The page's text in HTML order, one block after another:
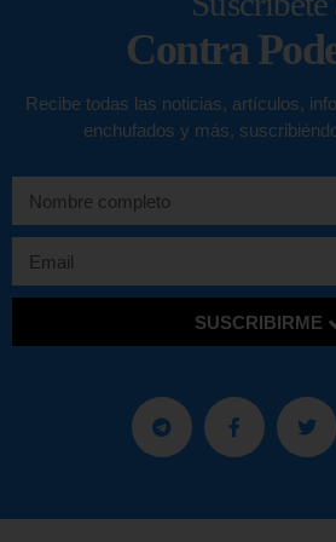
Contra
Recibe todas las noticias, artículos,
enchufados y más,
SUSCRIBIRME